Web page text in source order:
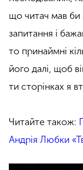
що читач мав би
запитання і
то принаймні
його далі, щоб
ти сторінках я
Читайте також:
Андрія Любки